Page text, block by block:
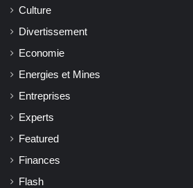
Culture
Divertissement
Economie
Energies et Mines
Entreprises
Experts
Featured
Finances
Flash